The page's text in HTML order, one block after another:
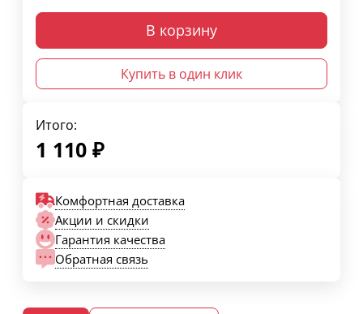
В корзину
Купить в один клик
Итого:
1 110 ₽
Комфортная доставка
Акции и скидки
Гарантия качества
Обратная связь